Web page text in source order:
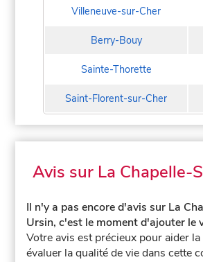
Villeneuve-sur-Cher
Berry-Bouy
Sainte-Thorette
Saint-Florent-sur-Cher
Avis sur La Chapelle-
Il n'y a pas encore d'avis sur La
Ursin, c'est le moment d'ajouter le
Votre avis est précieux pour aider
évaluer la qualité de vie dans cette